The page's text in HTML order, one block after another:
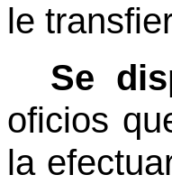
le
Se
oficios
la